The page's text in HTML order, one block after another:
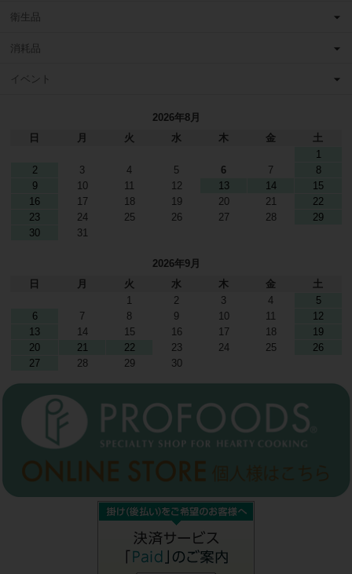
衛生品
消耗品
イベント
2026年8月
日
月 火 水 木 金
土
1
2
3 4 5 6 7
8
9
10 11 12 13 14
15
16
17 18 19 20 21
22
23
24 25 26 27 28
29
30
31
2026年9月
日
月 火 水 木 金
土
1
2 3 4
5
6
7 8 9 10 11
12
13
14 15 16 17 18
19
20
21 22 23 24 25
26
27
28 29 30